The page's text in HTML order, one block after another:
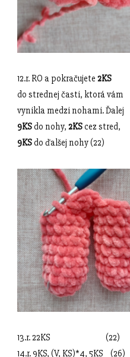
12.r. RO a pokračujete2KS
do strednej časti, ktorá vám
vynikla medzi nohami. Ďalej
9KSdo nohy,2KScez stred,
9KSdo ďalšej nohy (22)
13.r. 22KS (22)
14.r. 9KS, (V, KS)*4, 5KS (26)